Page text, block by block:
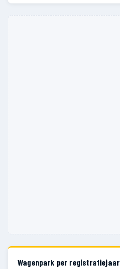
Wagenpark per registratiejaar